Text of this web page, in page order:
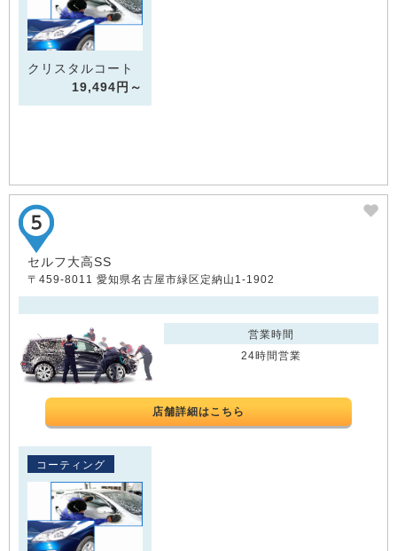
クリスタルコート
19,494円～
セルフ大高SS
〒459-8011 愛知県名古屋市緑区定納山1-1902
営業時間
24時間営業
店舗詳細はこちら
コーティング